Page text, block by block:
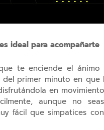
ideal para acompañarte
te enciende el ánimo
primer minuto en que
en
aunque no
fácil que simpatices